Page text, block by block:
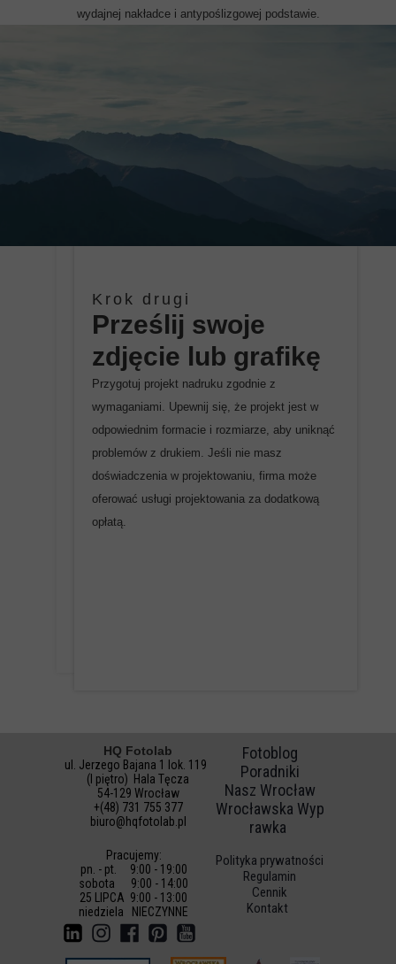
Krok drugi
Prześlij swoje
zdjęcie lub grafikę
Przygotuj projekt nadruku zgodnie z
wymaganiami. Upewnij się, że projekt jest w
odpowiednim formacie i rozmiarze, aby uniknąć
problemów z drukiem. Jeśli nie masz
doświadczenia w projektowaniu, firma może
oferować usługi projektowania za dodatkową
opłatą.
Krok trzeci
ZŁÓŻ ZAMÓWIENIE
I CZEKAJ NA
DOSTAWĘ PODKŁ
ADKI POD MYSZ.
Po wybraniu odpowiedniego rodzaju i
wielkości podkładki pod mysz z własnym
nadrukiem, czas na złożenie zamówienia.
Upewnij się, że plik z projektem jest w
WYBIERZ ROZMIA
R I TYP
PODKŁADKI
wydajnej nakładce i antypoślizgowej podstawie.
HQ Fotolab
ul. Jerzego Bajana 1 lok. 119
(I piętro) Hala Tęcza
54-129 Wrocław
+(48) 731 755 377
biuro@hqfotolab.pl
Pracujemy:
pn. - pt. 9:00 - 19:00
sobota 9:00 - 14:00
25 LIPCA 9:00 - 13:00
niedziela NIECZYNNE
Fotoblog
Poradniki
Nasz Wrocław
Wrocławska Wyp
rawka
Polityka prywatności
Regulamin
Cennik
Kontakt